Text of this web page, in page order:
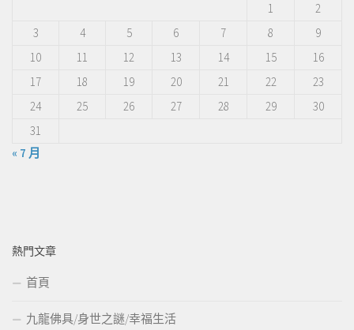
1
2
3
4 5 6 7 8
9
10
11 12 13 14 15
16
17
18 19 20 21 22
23
24
25 26 27 28 29
30
31
« 7 月
熱門文章
首頁
九龍佛具/身世之謎/幸福生活